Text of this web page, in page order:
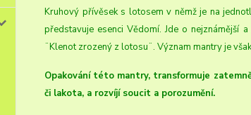
Kruhový přívěsek s lotosem v němž je na
představuje esenci Vědomí. Jde o nejznámější
¨Klenot zrozený z lotosu¨. Význam mantry je
Opakování této mantry, transformuje
či lakota, a rozvíjí soucit a porozumění.